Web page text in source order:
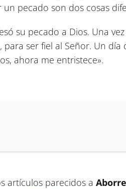
pecado son dos cosas
su pecado a Dios. Una
ser fiel al Señor. Un día
ahora me entristece».
artículos parecidos a